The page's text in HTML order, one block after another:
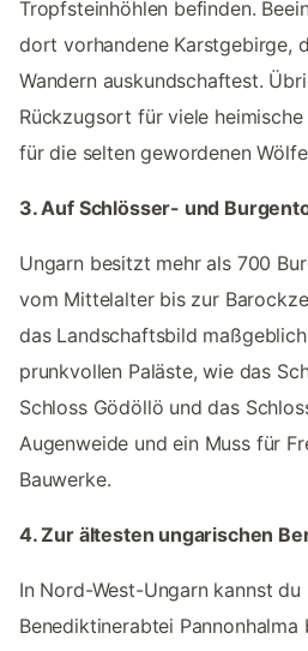
Tropfsteinhöhlen befinden.
dort vorhandene Karstgebirge,
Wandern auskundschaftest.
Rückzugsort für viele
für die selten gewordenen
3. Auf Schlösser- und
Ungarn besitzt mehr als 700
vom Mittelalter bis zur
das Landschaftsbild
prunkvollen Paläste, wie das
Schloss Gödöllö und das
Augenweide und ein Muss für
Bauwerke.
4. Zur ältesten ungarischen
In Nord-West-Ungarn kannst
Benediktinerabtei Pannonhalma